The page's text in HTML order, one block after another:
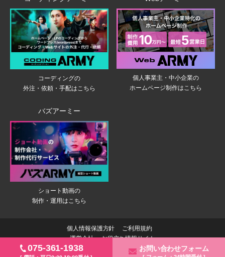
075-361-1938 お問い合わせフォーム
コーディングの
外注・依頼・手配はこちら
個人事業主・中小企業の
ホームページ制作はこちら
バズアーミー
ショート動画の
制作・運用はこちら
個人情報保護方針
ご利用規約
運営会社
お役立ち情報サイト